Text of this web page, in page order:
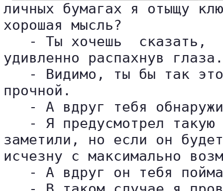
личных бумагах я отыщу
хорошая мысль?
- Ты хочешь  сказать,
удивленно распахнув глаза.
- Видимо, ты бы так
прочной.
- А вдруг тебя
- Я предусмотрел
заметили, но если он
исчезну с максимально
- А вдруг он тебя